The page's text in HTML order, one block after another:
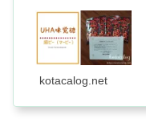
kotacalog.net